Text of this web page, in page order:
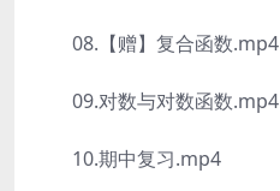
08.【赠】复合函数.mp4
09.对数与对数函数.mp4
10.期中复习.mp4